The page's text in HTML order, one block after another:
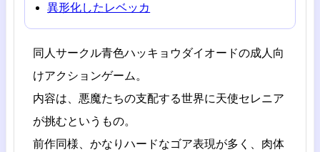
異形化したレベッカ
同人サークル青色ハッキョウダイオードの成人向
けアクションゲーム。
内容は、悪魔たちの支配する世界に天使セレニア
が挑むというもの。
前作同様、かなりハードなゴア表現が多く、肉体